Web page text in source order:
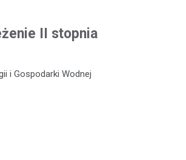
II stopnia
i Gospodarki Wodnej